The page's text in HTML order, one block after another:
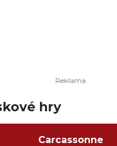
hry
Carcassonne